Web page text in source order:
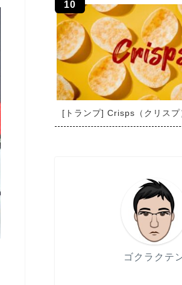
[トランプ] Crisps（クリスプ
ゴクラクテ